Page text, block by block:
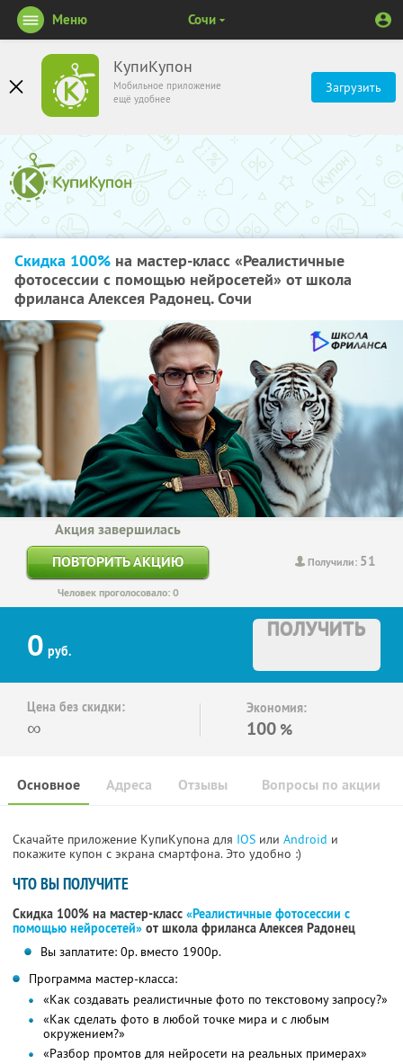
КупиКупон
Мобильное приложение
ещё удобнее
Загрузить
Меню Сочи
Скидка 100% на мастер-класс «Реалистичные
фотосессии с помощью нейросетей» от школа
фриланса Алексея Радонец. Сочи
Получили: 51
Акция завершилась
ПОВТОРИТЬ АКЦИЮ
Человек проголосовало: 0
0 руб.
ПОЛУЧИТЬ
Цена без скидки:
∞
Экономия:
100 %
Основное Отзывы Вопросы по акции
Адреса
Скачайте приложение КупиКупона для IOS или Android и
покажите купон с экрана смартфона. Это удобно :)
ЧТО ВЫ ПОЛУЧИТЕ
Скидка 100% на мастер-класс «Реалистичные фотосессии с
помощью нейросетей» от школа фриланса Алексея Радонец
Вы заплатите: 0р. вместо 1900р.
Программа мастер-класса:
«Как создавать реалистичные фото по текстовому запросу?»
«Как сделать фото в любой точке мира и с любым
окружением?»
«Разбор промтов для нейросети на реальных примерах»